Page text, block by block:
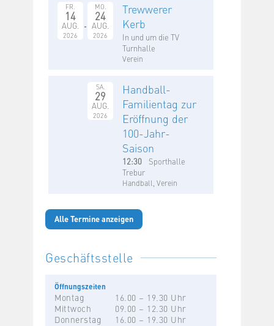
FR.
14
AUG.
2026
MO.
24
AUG.
2026
Trewwerer
Kerb
In und um die TV
Turnhalle
Verein
SA.
29
AUG.
2026
Handball-
Familientag zur
Eröffnung der
100-Jahr-
Saison
12:30
Sporthalle
Trebur
Handball, Verein
Alle Termine anzeigen
Geschäftsstelle
Öffnungszeiten
Montag
16.00 – 19.30 Uhr
Mittwoch
09.00 – 12.30 Uhr
Donnerstag
16.00 – 19.30 Uhr